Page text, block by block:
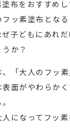
布をおすすめし
ッ素塗布とな
子どもにあれ
か？
「大人のフッ
面がやわらか
になってフッ